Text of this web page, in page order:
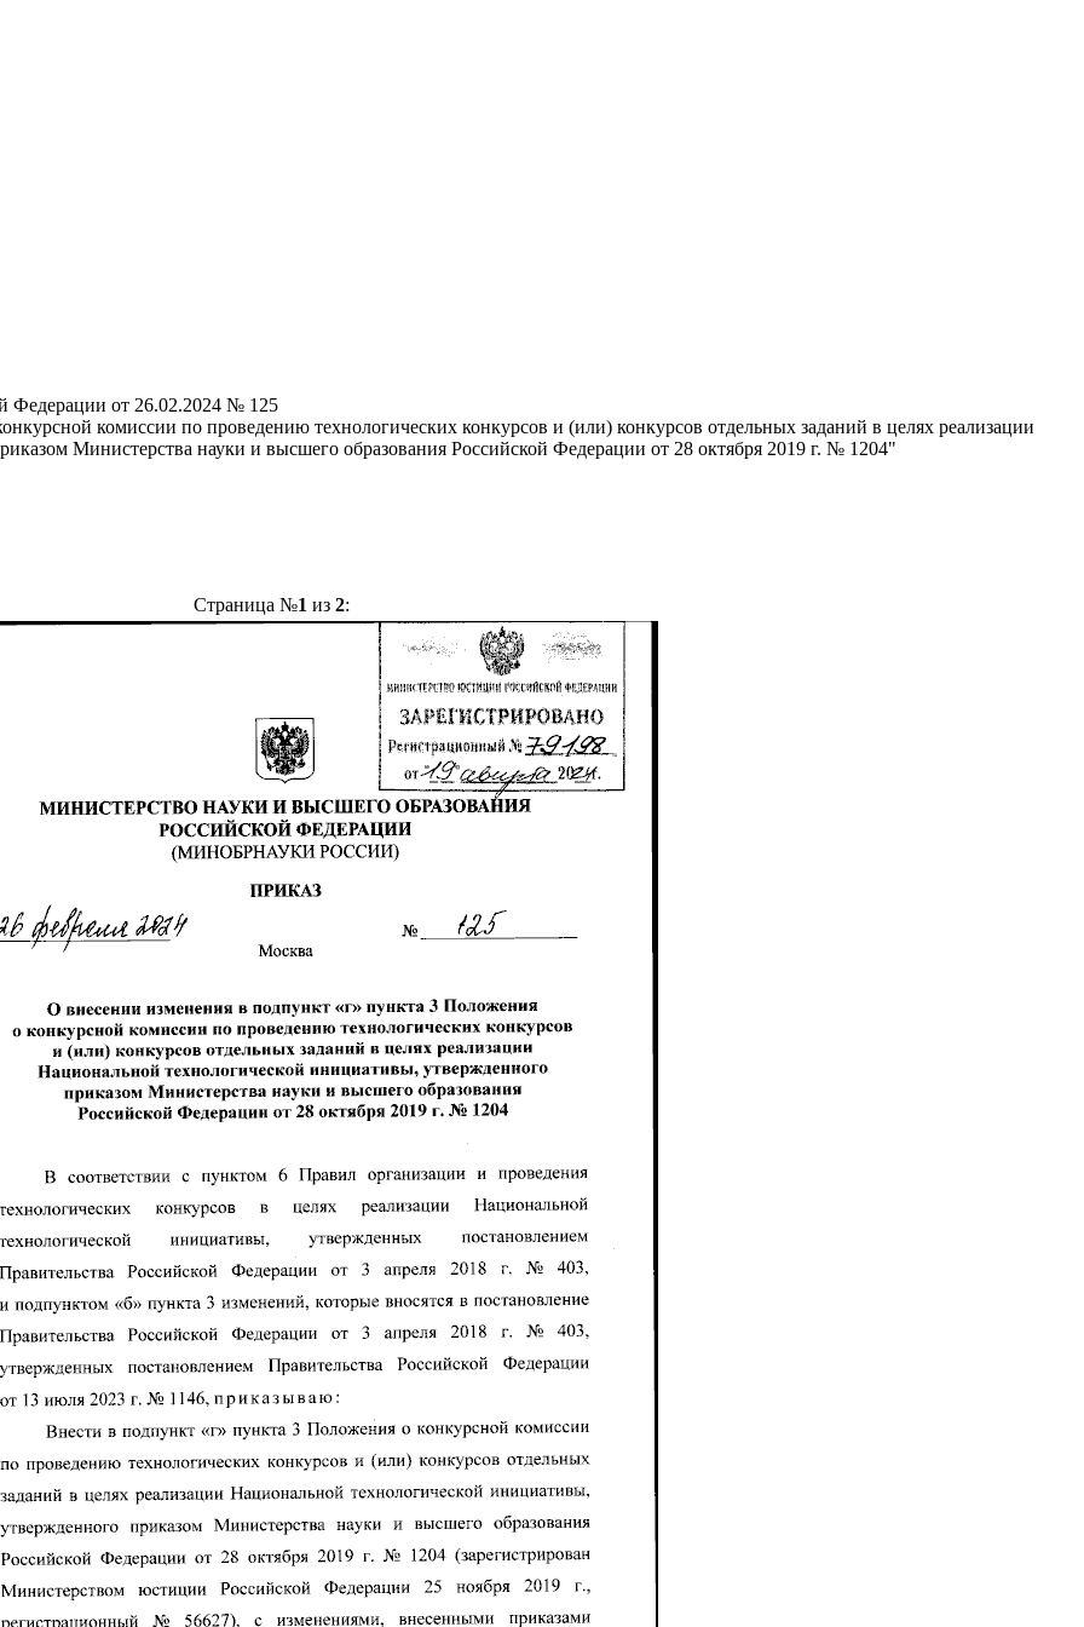
Федерации от 26.02.2024 № 125
комиссии по проведению технологических конкурсов и (или) конкурсов отдельных заданий в целях реализации
Министерства науки и высшего образования Российской Федерации от 28 октября 2019 г. № 1204"
Страница №1 из 2: